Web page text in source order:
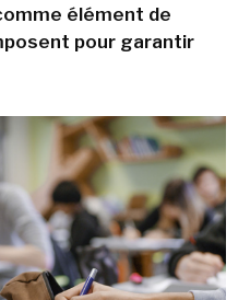
élément de
pour garantir